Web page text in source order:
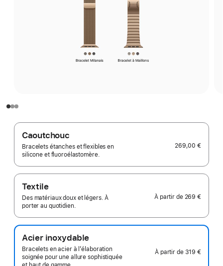
Caoutchouc
Bracelets étanches et flexibles en
silicone et fluoroélastomère.
269,00 €
Textile
Des matériaux doux et légers. À
porter au quotidien.
À partir de 269 €
Acier inoxydable
Bracelets en acier à l’élaboration
soignée pour une allure sophistiquée
À partir de 319 €